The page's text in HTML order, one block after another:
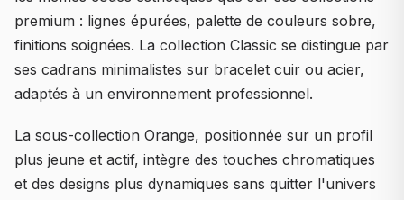
premium : lignes épurées, palette de couleurs sobre,
finitions soignées. La collection Classic se distingue par
ses cadrans minimalistes sur bracelet cuir ou acier,
adaptés à un environnement professionnel.
La sous-collection Orange, positionnée sur un profil
plus jeune et actif, intègre des touches chromatiques
et des designs plus dynamiques sans quitter l'univers